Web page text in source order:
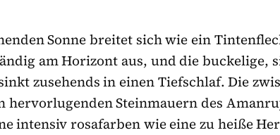
Sonne breitet sich wie ein
am Horizont aus, und die buckelige,
zusehends in einen Tiefschlaf. Die
hervorlugenden Steinmauern des
intensiv rosafarben wie eine zu heiße